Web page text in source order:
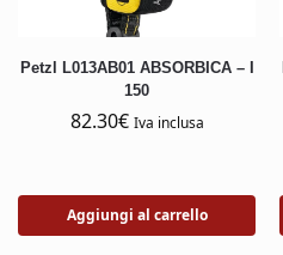
Petzl L013AB01 ABSORBICA – I
150
82.30€ Iva inclusa
Aggiungi al carrello